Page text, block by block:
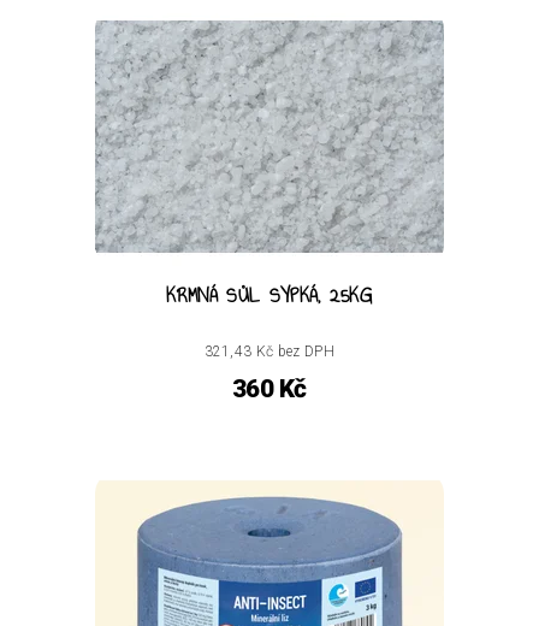
KRMNÁ SŮL SYPKÁ, 25KG
321,43 Kč bez DPH
360 Kč